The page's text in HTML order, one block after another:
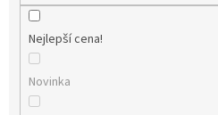
Nejlepší cena!
Novinka